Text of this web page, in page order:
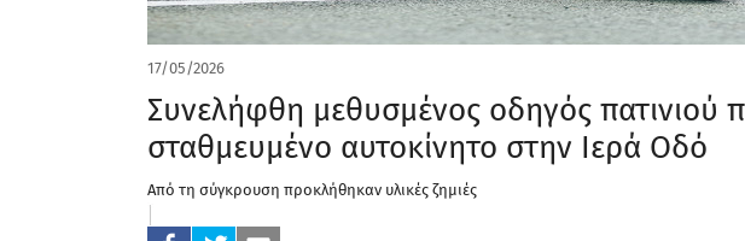
17/05/2026
Συνελήφθη μεθυσμένος οδηγός πατινιού
σταθμευμένο αυτοκίνητο στην Ιερά Οδό
Από τη σύγκρουση προκλήθηκαν υλικές ζημιές